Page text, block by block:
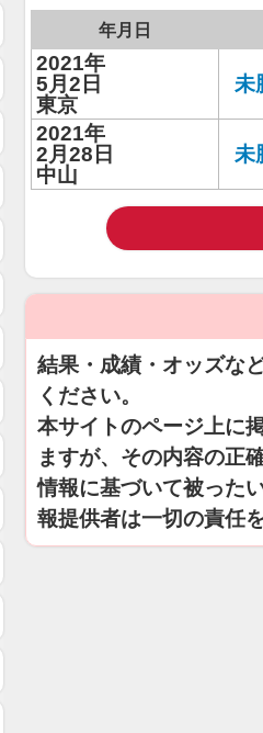
年月日
2021年
5月2日
東京
未
2021年
2月28日
中山
未
結果・成績・オッズな
ください。
本サイトのページ上に
ますが、その内容の正
情報に基づいて被った
報提供者は一切の責任